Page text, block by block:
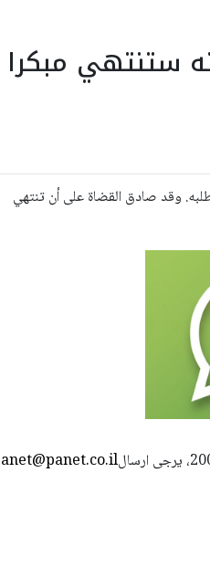
ستنتهي مبكرا
وقد صادق القضاة على أن تنتهي
استعمال المضامين بموجب بند 27 أ لقانون الحقوق الأدبية لسنة 2007، يرجى ارسال